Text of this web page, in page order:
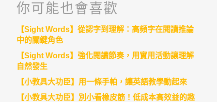
你可能也會喜歡
【Sight Words】從認字到理解：高頻字在閱讀推論
中的關鍵角色
【Sight Words】強化閱讀節奏，用實用活動讓理解
自然發生
【小教具大功臣】用一條手帕，讓英語教學動起來
【小教具大功臣】別小看橡皮筋！低成本高效益的趣